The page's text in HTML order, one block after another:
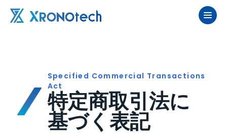
Specified Commercial Transactions
Act
特定商取引法に
基づく表記